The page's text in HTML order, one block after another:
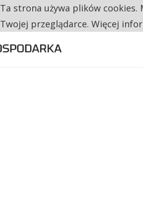
NA JEDEN WAKAT PRZYPADAJĄ 62
Ta strona używa plików
Twojej przeglądarce. Więcej